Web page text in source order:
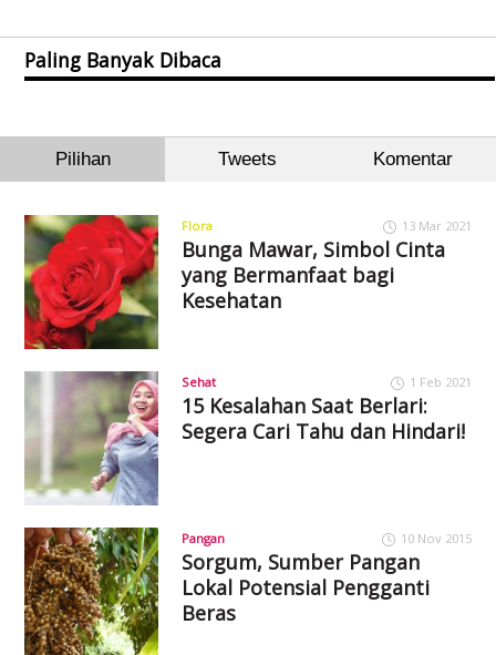
Paling Banyak Dibaca
Pilihan Tweets Komentar
Flora 13 Mar 2021
Bunga Mawar, Simbol Cinta
yang Bermanfaat bagi
Kesehatan
Sehat 1 Feb 2021
15 Kesalahan Saat Berlari:
Segera Cari Tahu dan Hindari!
Pangan 10 Nov 2015
Sorgum, Sumber Pangan
Lokal Potensial Pengganti
Beras